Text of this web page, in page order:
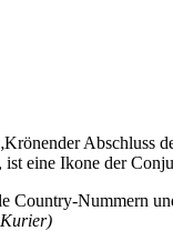
ist eine Ikone der
Country-Nummern
Kurier)